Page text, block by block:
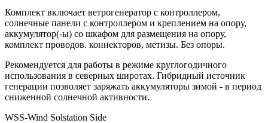
Комплект включает ветрогенератор с контроллером,
солнечные панели с контроллером и креплением на опору,
аккумулятор(-ы) со шкафом для размещения на опору,
комплект проводов. коннекторов, метизы. Без опоры.
Рекомендуется для работы в режиме круглогодичного
использования в северных широтах. Гибридный источник
генерации позволяет заряжать аккумуляторы зимой - в период
сниженной солнечной активности.
WSS-Wind Solstation Side